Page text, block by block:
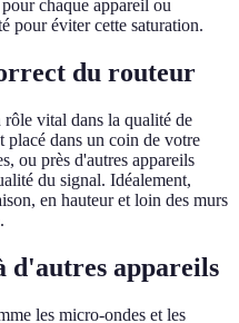
chaque appareil ou
pour éviter cette saturation.
du routeur
vital dans la qualité de
dans un coin de votre
ou près d'autres appareils
du signal. Idéalement,
en hauteur et loin des murs
d'autres appareils
les micro-ondes et les